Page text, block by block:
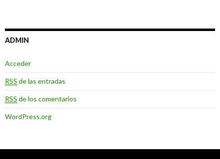
ADMIN
Acceder
RSS de las entradas
RSS de los comentarios
WordPress.org